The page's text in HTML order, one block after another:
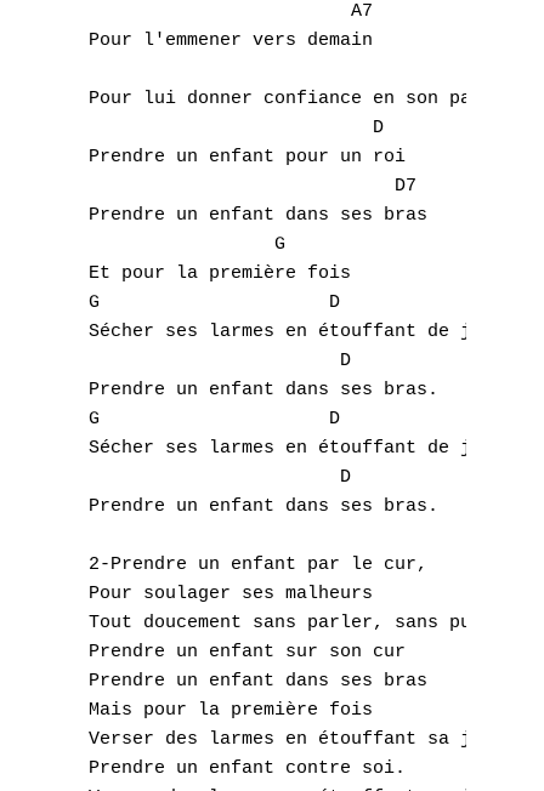
                         A7
Pour l'emmener vers demain
Pour lui donner confiance en son pas,
                           D
Prendre un enfant pour un roi
                             D7
Prendre un enfant dans ses bras
                  G
Et pour la première fois
G                     D              A7
Sécher ses larmes en étouffant de joie,
                        D
Prendre un enfant dans ses bras.
G                     D              A7
Sécher ses larmes en étouffant de joie,
                        D
Prendre un enfant dans ses bras.
2-Prendre un enfant par le cur,
Pour
Tout doucement sans parler, sans pudeur,
Prendre un enfant sur son cur
Prendre un enfant dans ses bras
Mais pour la première fois
Verser des larmes en étouffant sa joie,
Prendre un enfant contre soi.
D
E
F
G
H
I
J
K
L
M
N